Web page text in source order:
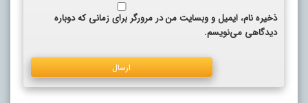
ذخیره نام، ایمیل و وبسایت من در مرورگر برای زمانی که دوباره
دیدگاهی می‌نویسم.